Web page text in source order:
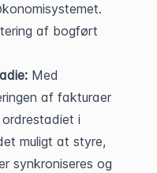
af bogført
Med
af fakturaer
i
muligt at styre,
synkroniseres og